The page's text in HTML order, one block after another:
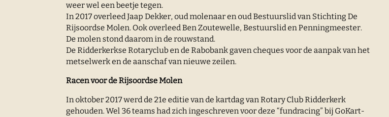
weer wel een beetje tegen.
In 2017 overleed Jaap Dekker, oud molenaar en oud Bestuurslid van Stichting De
Rijsoordse Molen. Ook overleed Ben Zoutewelle, Bestuurslid en Penningmeester.
De molen stond daarom in de rouwstand.
De Ridderkerkse Rotaryclub en de Rabobank gaven cheques voor de aanpak van het
metselwerk en de aanschaf van nieuwe zeilen.
Racen voor de Rijsoordse Molen
In oktober 2017 werd de 21e editie van de kartdag van Rotary Club Ridderkerk
gehouden. Wel 36 teams had zich ingeschreven voor deze “fundracing” bij GoKart-